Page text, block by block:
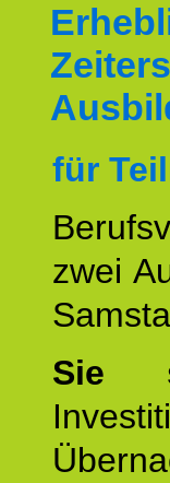
für
zwei
Sie